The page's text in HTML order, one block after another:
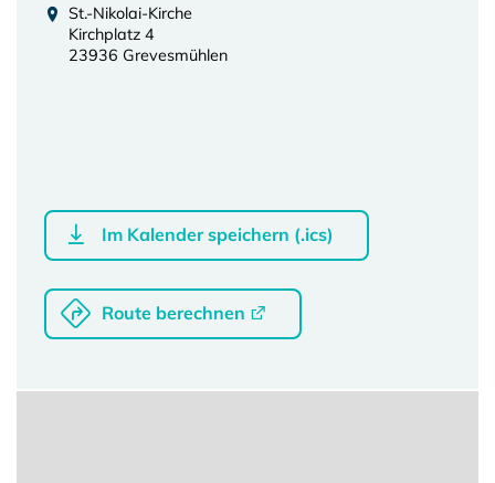
St.-Nikolai-Kirche
Kirchplatz 4
23936 Grevesmühlen
Im Kalender speichern (.ics)
Route berechnen